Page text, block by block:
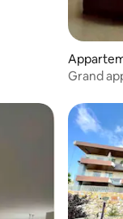
Grand